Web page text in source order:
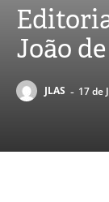
João
JLAS - 17 de